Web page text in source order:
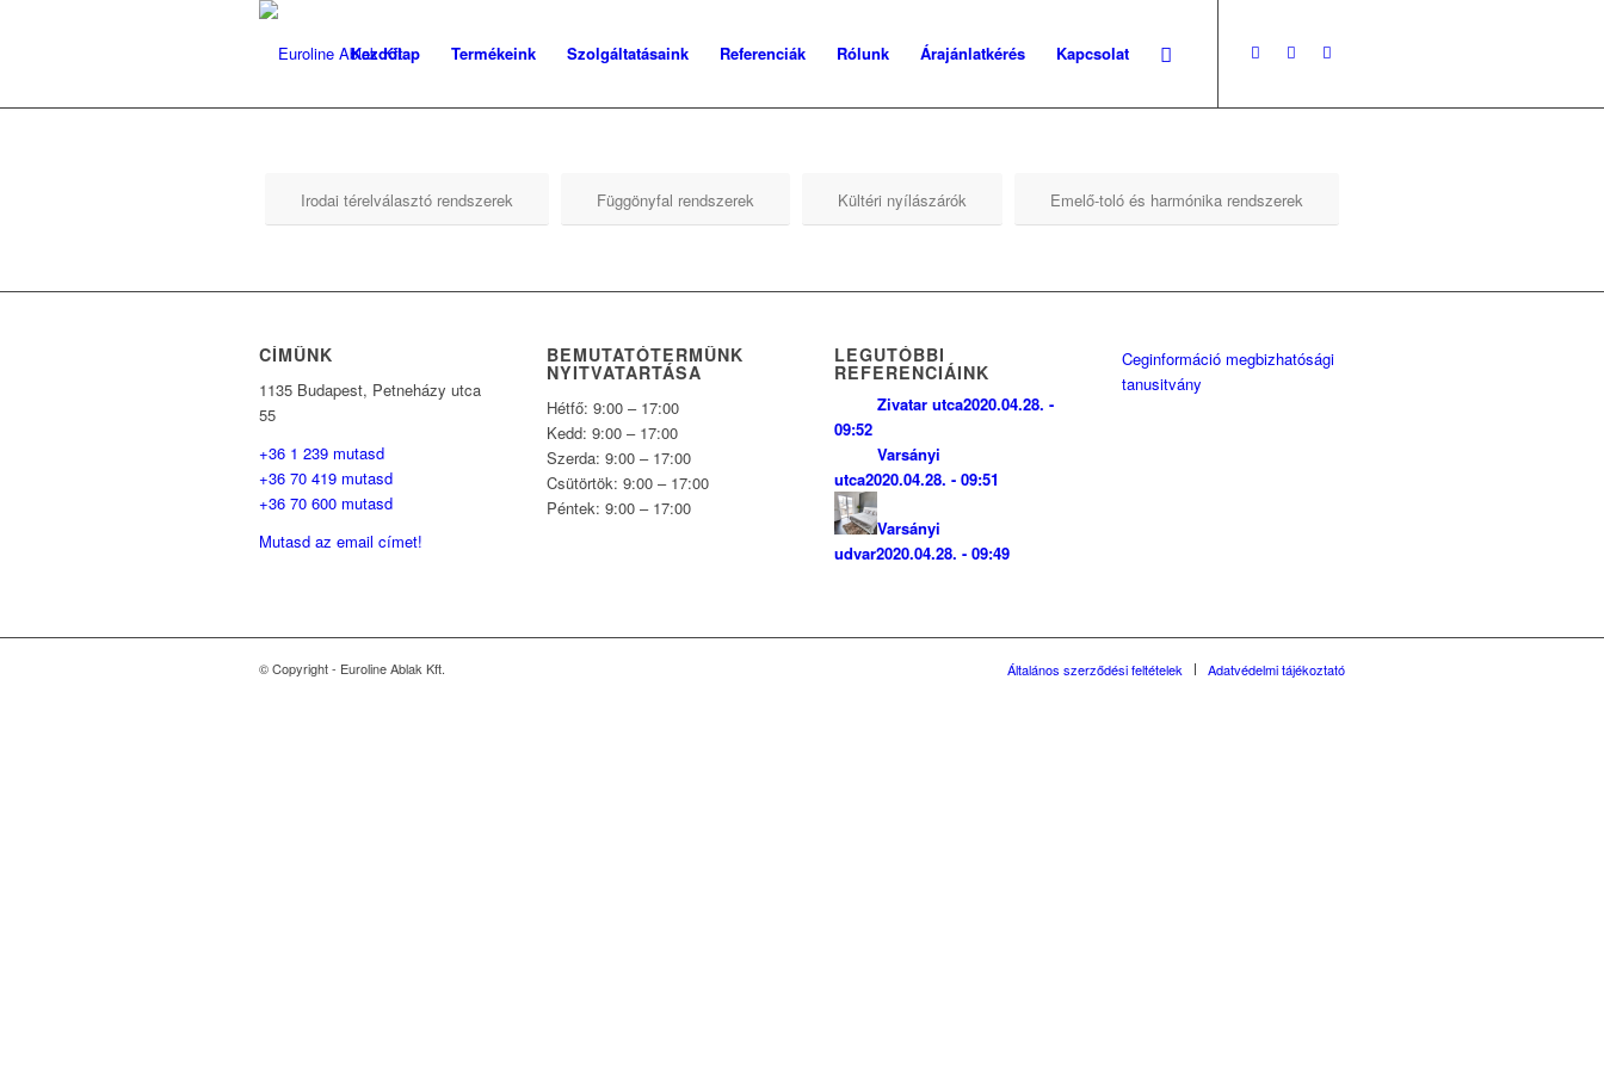
Kezdőlap Termékeink Szolgáltatásaink Referenciák Rólunk Árajánlatkérés Kapcsolat
Irodai térelválasztó rendszerek Függönyfal rendszerek Kültéri nyílászárók Emelő-toló és harmónika rendszerek
CÍMÜNK
1135 Budapest, Petneházy utca
55
+36 1 239 mutasd
+36 70 419 mutasd
+36 70 600 mutasd
Mutasd az email címet!
BEMUTATÓTERMÜNK
NYITVATARTÁSA
Hétfő: 9:00 – 17:00
Kedd: 9:00 – 17:00
Szerda: 9:00 – 17:00
Csütörtök: 9:00 – 17:00
Péntek: 9:00 – 17:00
LEGUTÓBBI
REFERENCIÁINK
Zivatar utca2020.04.28. -
09:52
Varsányi
utca2020.04.28. - 09:51
Varsányi
udvar2020.04.28. - 09:49
Ceginformáció megbizhatósági
tanusitvány
© Copyright - Euroline Ablak Kft. Általános szerződési feltételek Adatvédelmi tájékoztató